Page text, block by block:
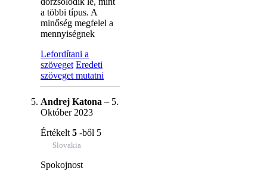
a többi típus. A
minőség megfelel a
mennyiségnek
Lefordítani a
szöveget Eredeti
szöveget mutatni
Andrej Katona – 5.
Október 2023
Értékelt 5 -ből 5
Slovakia
Spokojnost